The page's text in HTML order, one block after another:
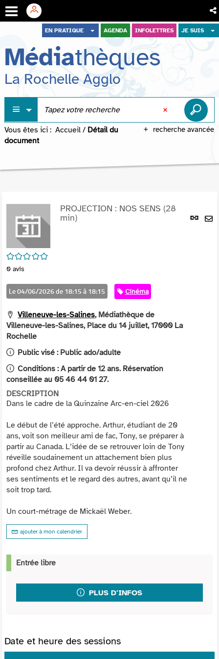
menu
contenu
recherche
EN PRATIQUE AGENDA INFOLETTRES JE SUIS
Médiathèques
La Rochelle Agglo
recherche avancée
Vous êtes ici : Accueil / Détail du
document
Lien
/5
0 avis
PROJECTION : NOS SENS (28
min)
Le 04/06/2026 de 18:15 à 18:15 Catégorie
Cinéma
Villeneuve-les-Salines, Médiathèque de
Villeneuve-les-Salines, Place du 14 juillet, 17000 La
Rochelle
Public visé : Public ado/adulte
Conditions :A partir de 12 ans. Réservation
conseillée au 05 46 44 01 27.
DESCRIPTION
Dans le cadre de la Quinzaine Arc-en-ciel 2026
Le début de l’été approche. Arthur, étudiant de 20
ans, voit son meilleur ami de fac, Tony, se préparer à
partir au Canada. L’idée de se retrouver loin de Tony
réveille soudainement un attachement bien plus
profond chez Arthur. Il va devoir réussir à affronter
ses sentiments et le regard des autres, avant qu’il ne
soit trop tard.
Un court-métrage de Mickaël Weber.
ajouter à mon calendrier
Entrée libre
PLUS D'INFOS
Date et heure des sessions